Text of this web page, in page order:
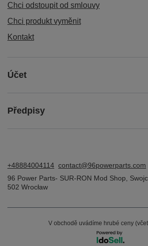
Chci odstoupit od smlouvy
Chci produkt vyměnit
Kontakt
Účet
Předpisy
+48884004114 contact@96powerparts.com
96 Power Parts- SUR-RON Mod Shop
502 Wrocław
V obchodě uvádíme hrubé ceny